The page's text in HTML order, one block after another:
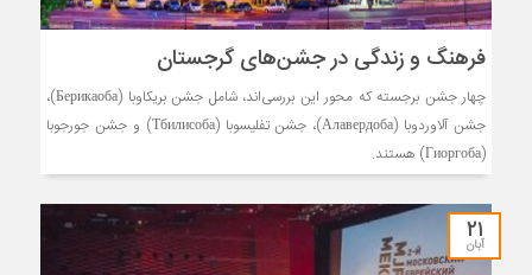
فرهنگ و زندگی در جشن‌های گرجستان
چهار جشن برجسته که محور این بررسی‌اند، شامل جشن بریکاوبا (Берикаоба)،
جشن آلاوردوبا (Алавердоба)، جشن تفلیسوبا (Тбилисоба) و جشن جورجوبا
(Гиоргоба) هستند.
۲۱
آبان